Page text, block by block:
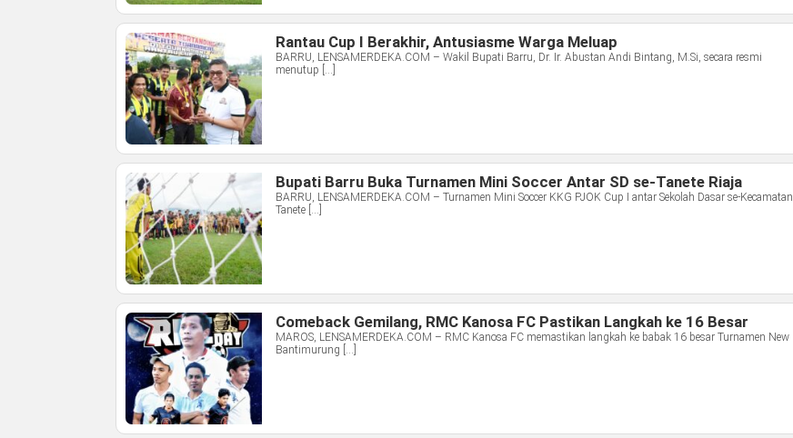
Rantau Cup I Berakhir, Antusiasme Warga Meluap
BARRU, LENSAMERDEKA.COM – Wakil Bupati Barru, Dr. Ir. Abustan Andi Bintang, M.Si, secara resmi
menutup […]
Bupati Barru Buka Turnamen Mini Soccer Antar SD se-Tanete Riaja
BARRU, LENSAMERDEKA.COM – Turnamen Mini Soccer KKG PJOK Cup I antar Sekolah Dasar se-Kecamatan
Tanete […]
Comeback Gemilang, RMC Kanosa FC Pastikan Langkah ke 16 Besar
MAROS, LENSAMERDEKA.COM – RMC Kanosa FC memastikan langkah ke babak 16 besar Turnamen New
Bantimurung […]